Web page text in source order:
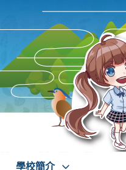
學校簡介